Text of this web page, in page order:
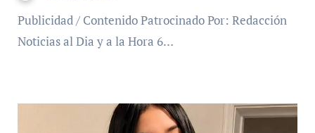
Publicidad / Contenido Patrocinado Por: Redacción
Noticias al Dia y a la Hora 6…